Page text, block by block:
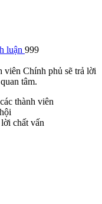
luận 999
viên Chính phủ sẽ trả lời
tâm.
chất vấn